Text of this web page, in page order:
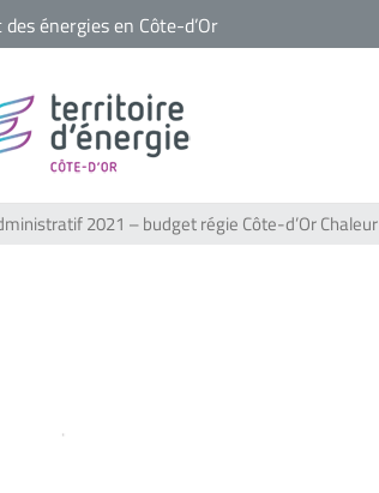
énergies en Côte-d’Or
2021 – budget régie Côte-d’Or Chaleur